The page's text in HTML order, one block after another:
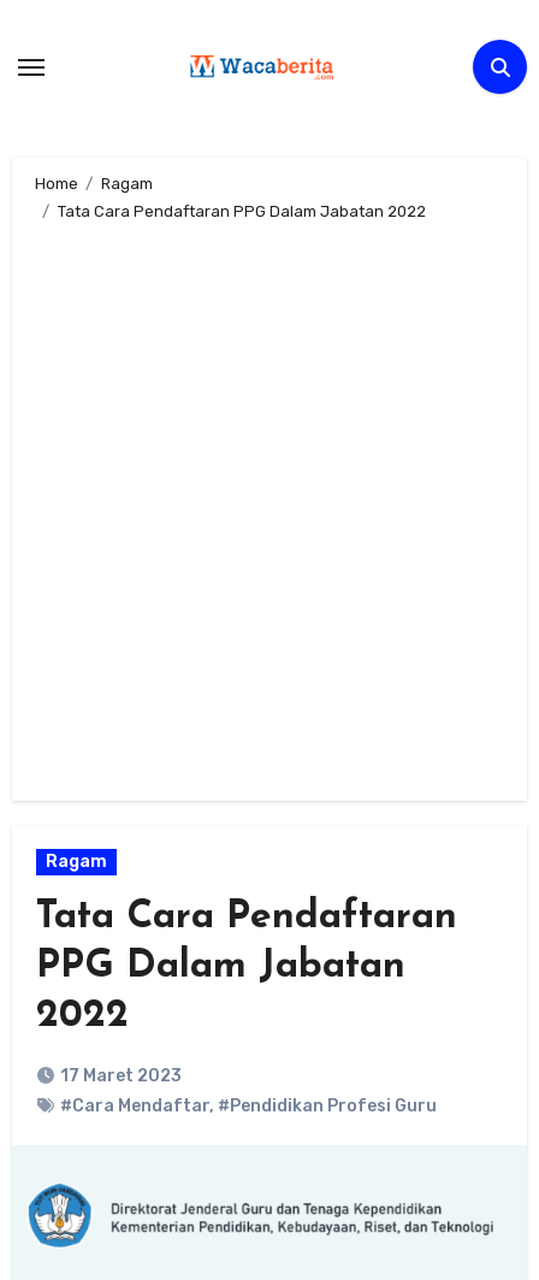
content
Home
Ragam
Tata Cara Pendaftaran PPG Dalam Jabatan 2022
Ragam
Tata Cara Pendaftaran
PPG Dalam Jabatan
2022
17 Maret 2023
#Cara Mendaftar, #Pendidikan Profesi Guru